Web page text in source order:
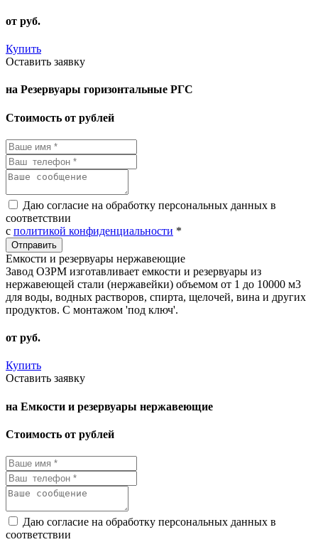
от руб.
Купить
Оставить заявку
на Резервуары горизонтальные РГС
Стоимость от рублей
Даю согласие на обработку персональных данных в
соответствии
с политикой конфиденциальности *
Емкости и резервуары нержавеющие
Завод ОЗРМ изготавливает емкости и резервуары из
нержавеющей стали (нержавейки) объемом от 1 до 10000 м3
для воды, водных растворов, спирта, щелочей, вина и других
продуктов. С монтажом 'под ключ'.
от руб.
Купить
Оставить заявку
на Емкости и резервуары нержавеющие
Стоимость от рублей
Даю согласие на обработку персональных данных в
соответствии